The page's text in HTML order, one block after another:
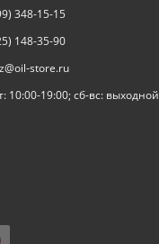
348-15-15
148-35-90
store.ru
10:00-19:00; сб-вс: выходной